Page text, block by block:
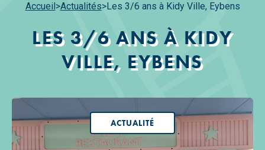
Accueil>Actualités>Les 3/6 ans à Kidy Ville, Eybens
LES 3/6 ANS À KIDY
VILLE, EYBENS
ACTUALITÉ